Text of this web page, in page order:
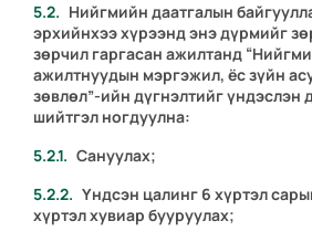
Нийгмийн даатгалын
эрхийнхээ хүрээнд энэ дүрмийг
зөрчил гаргасан ажилтанд
ажилтнуудын мэргэжил, ёс зүйн
зөвлөл”-ийн дүгнэлтийг үндэслэн
шийтгэл ногдуулна:
Сануулах;
Үндсэн цалинг 6 хүртэл
хүртэл хувиар бууруулах;